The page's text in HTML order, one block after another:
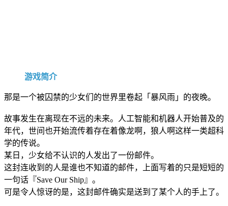
游戏简介
那是一个被囚禁的少女们的世界里卷起「暴风雨」的夜晚。
故事发生在离现在不远的未来。人工智能和机器人开始普及的
年代，世间也开始流传着存在着像龙啊，狼人啊这样一类超科
学的传说。
某日，少女给不认识的人发出了一份邮件。
这封连收到的人是谁也不知道的邮件，上面写着的只是短短的
一句话『Save Our Ship』。
可是令人惊讶的是，这封邮件确实是送到了某个人的手上了。